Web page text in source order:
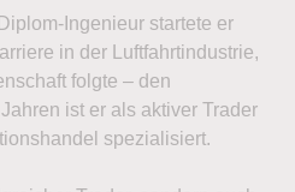
LYNX Optionsreportund
Ingenieur startete er
in der Luftfahrtindustrie,
folgte – den
ist er als aktiver Trader
spezialisiert.